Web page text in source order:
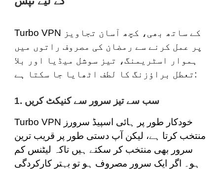
Turbo VPN کے ساتھ بھی، کچھ آسان تجاویز
پر عمل کرنے سے رمضان کی مصروف راتوں میں
ہموار اسٹریمنگ، تیز سوشل میڈیا اور بلا
تعطل براؤزنگ کا لطف اٹھایا جا سکتا ہے:
1. سب سے تیز سرور سے کنیکٹ کریں
Turbo VPN خودکار طور پر ہائی اسپیڈ سرورز
منتخب کرتا ہے، لیکن آپ دستی طور پر قریب ترین
سرور بھی منتخب کر سکتے ہیں تاکہ لیٹنس کم
ہو۔ اگر ایک سرور مصروف ہو تو بہتر کارکردگی